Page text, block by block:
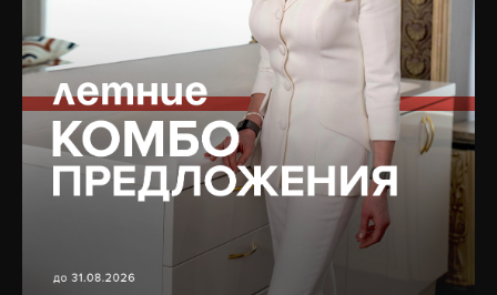
Инъекционная
косметология
PRP-терапия
Капельницы молодости
Аппаратная косметология
косметология
Главная
Блог
Подписаться на рассылку
новостей
Услуги
БАДы
Отзывы